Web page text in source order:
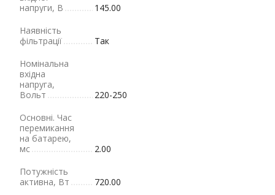
напруги, В
145.00
Наявність
фільтрації
Так
Номінальна
вхідна
напруга,
Вольт
220-250
Основні. Час
перемикання
на батарею,
мс
2.00
Потужність
активна, Вт
720.00